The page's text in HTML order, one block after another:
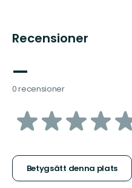
Recensioner
—
0 recensioner
av
stjärnor
Betygsätt denna plats